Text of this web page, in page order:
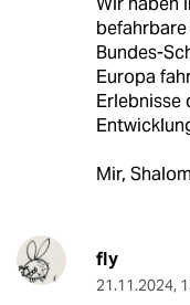
befahrbare
Bundes-
Europa
Erlebnisse
Mir,
fly
21.11.2024,